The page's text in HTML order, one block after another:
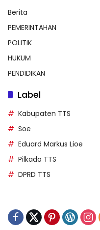
Berita
PEMERINTAHAN
POLITIK
HUKUM
PENDIDIKAN
Label
Kabupaten TTS
Soe
Eduard Markus Lioe
Pilkada TTS
DPRD TTS